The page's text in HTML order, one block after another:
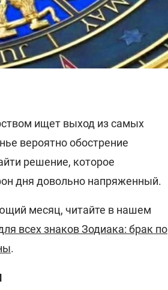
ищет выход из самых
вероятно обострение
решение, которое
дня довольно напряженный.
месяц, читайте в нашем
всех знаков Зодиака: брак по
.